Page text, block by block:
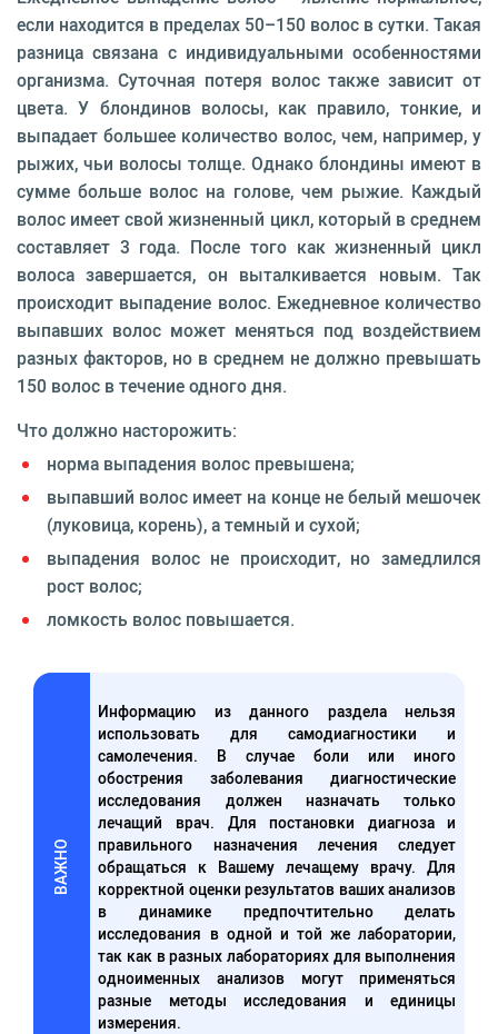
если находится в пределах 50–150 волос в сутки. Такая
разница связана с индивидуальными особенностями
организма. Суточная потеря волос также зависит от
цвета. У блондинов волосы, как правило, тонкие, и
выпадает большее количество волос, чем, например, у
рыжих, чьи волосы толще. Однако блондины имеют в
сумме больше волос на голове, чем рыжие. Каждый
волос имеет свой жизненный цикл, который в среднем
составляет 3 года. После того как жизненный цикл
волоса завершается, он выталкивается новым. Так
происходит выпадение волос. Ежедневное количество
выпавших волос может меняться под воздействием
разных факторов, но в среднем не должно превышать
150 волос в течение одного дня.
Что должно насторожить:
норма выпадения волос превышена;
выпавший волос имеет на конце не белый мешочек
(луковица, корень), а темный и сухой;
выпадения волос не происходит, но замедлился
рост волос;
ломкость волос повышается.
ВАЖНО
Информацию из данного раздела нельзя
использовать для самодиагностики и
самолечения. В случае боли или иного
обострения заболевания диагностические
исследования должен назначать только
лечащий врач. Для постановки диагноза и
правильного назначения лечения следует
обращаться к Вашему лечащему врачу. Для
корректной оценки результатов ваших анализов
в динамике предпочтительно делать
исследования в одной и той же лаборатории,
так как в разных лабораториях для выполнения
одноименных анализов могут применяться
разные методы исследования и единицы
измерения.